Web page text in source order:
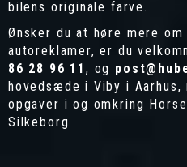
bilens originale farve.
Ønsker du at høre mere
autoreklamer, er du
86 28 96 11, og
hovedsæde i Viby i Aarhus,
opgaver i og omkring
Silkeborg.